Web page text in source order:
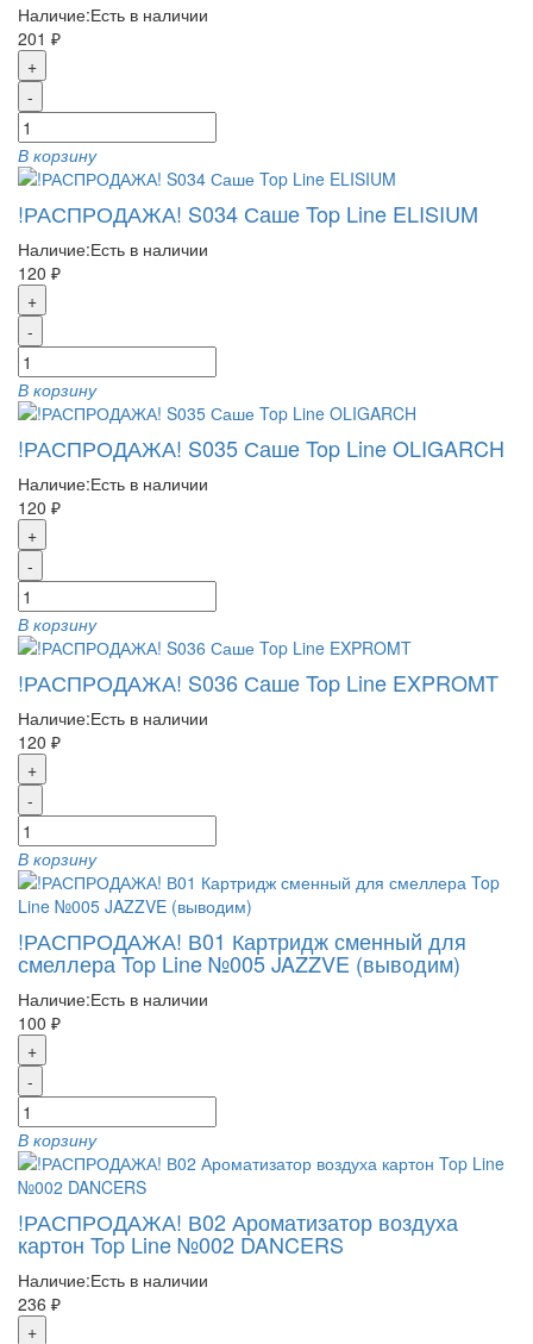
Наличие:Есть в наличии
201 ₽
+
-
В корзину
!РАСПРОДАЖА! S034 Саше Top Line ELISIUM
Наличие:Есть в наличии
120 ₽
+
-
В корзину
!РАСПРОДАЖА! S035 Саше Top Line OLIGARCH
Наличие:Есть в наличии
120 ₽
+
-
В корзину
!РАСПРОДАЖА! S036 Саше Top Line EXPROMT
Наличие:Есть в наличии
120 ₽
+
-
В корзину
!РАСПРОДАЖА! В01 Картридж сменный для
смеллера Top Line №005 JAZZVE (выводим)
Наличие:Есть в наличии
100 ₽
+
-
В корзину
!РАСПРОДАЖА! В02 Ароматизатор воздуха
картон Top Line №002 DANCERS
Наличие:Есть в наличии
236 ₽
+